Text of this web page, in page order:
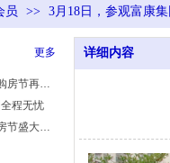
员 >> 3月18日，参观富康
更多
重磅！惠州7部门联合发布新政，迎春购房节再添政策红利
程无忧
百佳楼盘迎新春 惠州市惠安家·迎春购房节盛大启幕
详细内容